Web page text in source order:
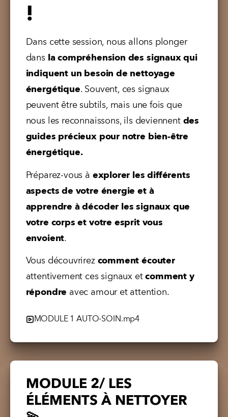
!
Dans cette session, nous allons plonger
dans la compréhension des signaux qui
indiquent un besoin de nettoyage
énergétique. Souvent, ces signaux
peuvent être subtils, mais une fois que
nous les reconnaissons, ils deviennent des
guides précieux pour notre bien-être
énergétique.
Préparez-vous à explorer les différents
aspects de votre énergie et à
apprendre à décoder les signaux que
votre corps et votre esprit vous
envoient.
Vous découvrirez comment écouter
attentivement ces signaux et comment y
répondre avec amour et attention.
MODULE 1 AUTO-SOIN.mp4
MODULE 2/ LES
ÉLÉMENTS À NETTOYER